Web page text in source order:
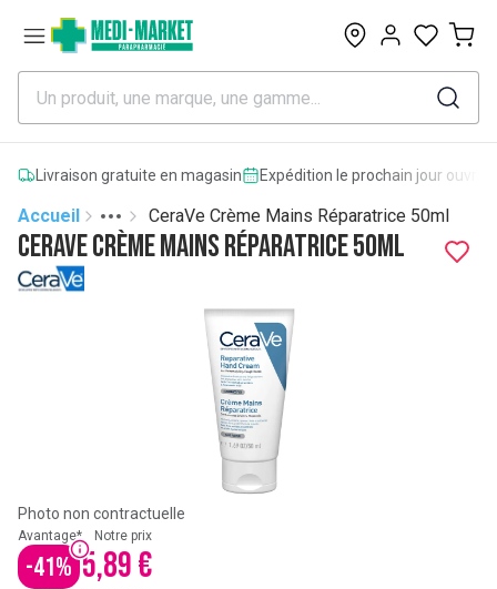
0
Livraison gratuite en magasin Expédition le prochain jour
Accueil
More
Toggle menu
CeraVe Crème Mains Réparatrice 50ml
CeraVe Crème Mains Réparatrice 50ml
Photo non contractuelle
Avantage*
-41%
Notre prix
5,89 €